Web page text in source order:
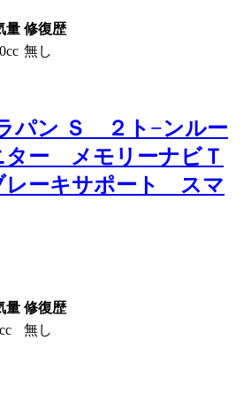
量 修復歴
無し
パン Ｓ ２ト−ンルー
ー メモリーナビＴ
ーキサポート スマ
量 修復歴
無し